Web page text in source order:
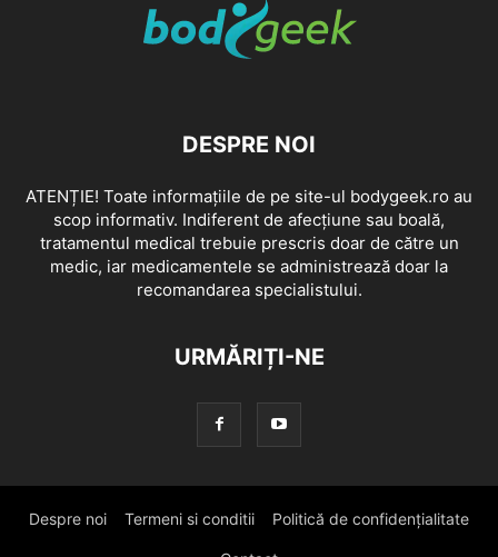
DESPRE NOI
ATENȚIE! Toate informațiile de pe site-ul bodygeek.ro au
scop informativ. Indiferent de afecțiune sau boală,
tratamentul medical trebuie prescris doar de către un
medic, iar medicamentele se administrează doar la
recomandarea specialistului.
URMĂRIȚI-NE
Despre noi Termeni si conditii Politică de confidențialitate